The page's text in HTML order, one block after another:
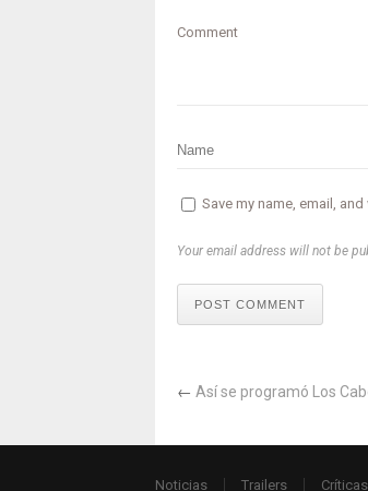
Comment
Save my name, email,
Your email address will not be
POST COMMENT
← Así se programó Los
Noticias Trailers
Críticas